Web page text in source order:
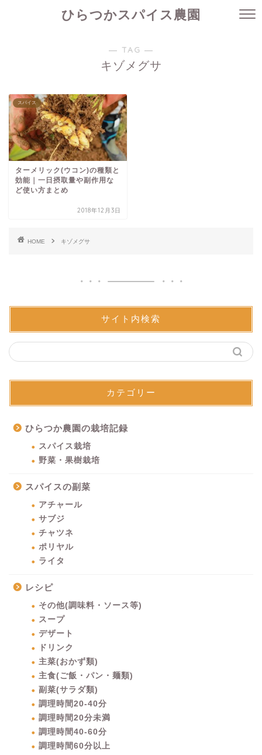
ひらつかスパイス農園
― TAG ―
キゾメグサ
スパイス
ターメリック(ウコン)の種類と
効能｜一日摂取量や副作用な
ど使い方まとめ
2018年12月3日
HOME キゾメグサ
サイト内検索
カテゴリー
ひらつか農園の栽培記録
スパイス栽培
野菜・果樹栽培
スパイスの副菜
アチャール
サブジ
チャツネ
ポリヤル
ライタ
レシピ
その他(調味料・ソース等)
スープ
デザート
ドリンク
主菜(おかず類)
主食(ご飯・パン・麺類)
副菜(サラダ類)
調理時間20-40分
調理時間20分未満
調理時間40-60分
調理時間60分以上